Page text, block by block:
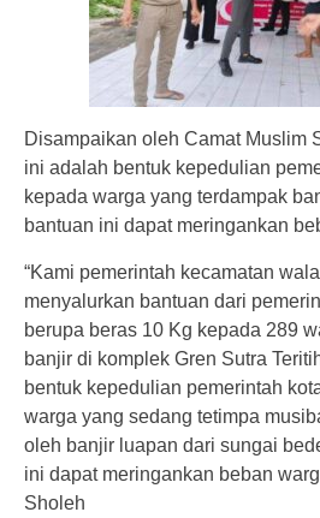
Disampaikan oleh Camat Muslim
ini adalah bentuk kepedulian
kepada warga yang terdampak
bantuan ini dapat meringankan
“Kami pemerintah kecamatan
menyalurkan bantuan dari
berupa beras 10 Kg kepada 289
banjir di komplek Gren Sutra
bentuk kepedulian pemerintah
warga yang sedang tetimpa
oleh banjir luapan dari sungai
ini dapat meringankan beban
Sholeh